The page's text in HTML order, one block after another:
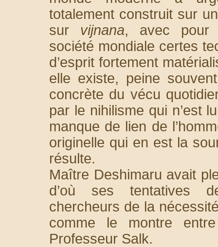
totalement construit sur
sur vijnana, avec pour
société mondiale certes
d’esprit fortement
elle existe, peine
concrète du vécu
par le nihilisme qui n’est
manque de lien de
originelle qui en est la
résulte.
Maître Deshimaru avait
d’où ses tentatives
chercheurs de la
comme le montre
Professeur Salk.